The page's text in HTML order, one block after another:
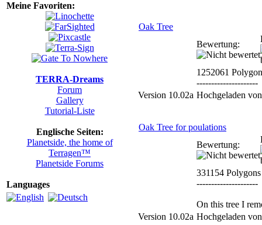
Meine Favoriten:
TERRA-Dreams
Forum
Gallery
Tutorial-Liste
Englische Seiten:
Planetside, the home of
Terragen™
Planetside Forums
Languages
Oak Tree
Bewertung:
1252061
---------------------
Version 10.02a Hochgeladen
Oak Tree for poulations
Bewertung:
331154 Polygons
---------------------
On this tree I
Version 10.02a Hochgeladen